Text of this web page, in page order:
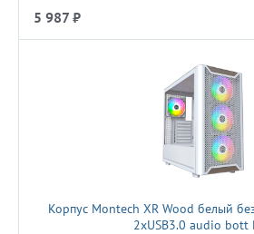
5 987 ₽
Корпус Montech XR Wood белый
2xUSB3.0 audio bott